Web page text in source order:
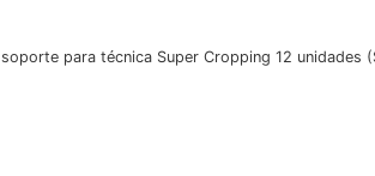
soporte para técnica Super Cropping 12 unidades